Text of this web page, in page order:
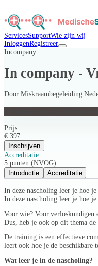
ServicesSupportWie zijn wij
InloggenRegistreer
Incompany
In company -
Door Miskraambegeleiding
Prijs
€ 397
Inschrijven
Accreditatie
5 punten (NVOG)
Introductie
Accreditatie
In deze nascholing leer je hoe
In deze nascholing leer je hoe
Voor wie? Voor verloskundigen
Dus, heb je ook op dit thema
De training is een effectieve
leert ook hoe je de beschikbare
Wat leer je in de nascholing?